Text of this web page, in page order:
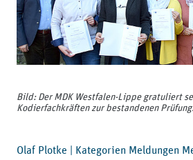
Bild: Der MDK Westfalen-Lippe gratuliert
Kodierfachkräften zur bestandenen Prüfung.
Olaf Plotke | Kategorien Meldungen